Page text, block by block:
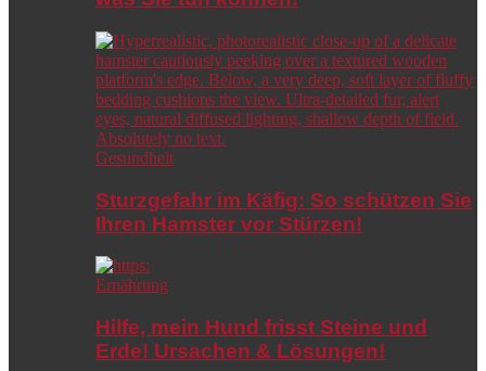
Gesundheit
Sturzgefahr im Käfig: So schützen Sie
Ihren Hamster vor Stürzen!
Ernährung
Hilfe, mein Hund frisst Steine und
Erde! Ursachen & Lösungen!